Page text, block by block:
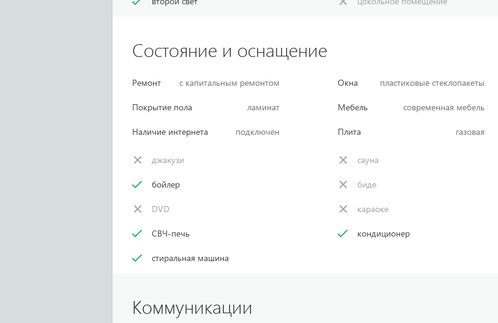
Состояние и оснащение
Ремонт с капитальным ремонтом
Покрытие пола ламинат
Наличие интернета подключен
Окна пластиковые стеклопакеты
Мебель современная мебель
Плита газовая
джакузи
бойлер
DVD
СВЧ-печь
стиральная машина
сауна
биде
караоке
кондиционер
Коммуникации